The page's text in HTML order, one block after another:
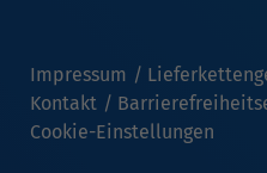
Impressum
Kontakt
Cookie-Einstellungen